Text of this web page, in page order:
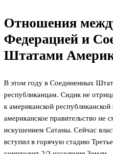
Отношения
Федерацией и
Штатами
В этом году в Соединенных
республиканцам. Сидик не
к американской
американское правительство не
искушением Сатаны. Сейчас
вступил в горячую стадию